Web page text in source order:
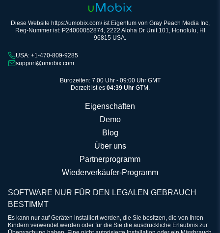
Diese Website https://umobix.com/ ist Eigentum von Gray Peach Media Inc,
Reg-Nummer ist: P24000052874, 2222 Aloha Dr Unit 101, Honolulu, HI
96815 USA.
USA: +1-470-809-9285
support@umobix.com
Bürozeiten: 7:00 Uhr - 09:00 Uhr GMT
Derzeit ist es 04:39 UhrGTM.
Eigenschaften
Demo
Blog
Über uns
Partnerprogramm
Wiederverkäufer-Programm
SOFTWARE NUR FÜR DEN LEGALEN GEBRAUCH
BESTIMMT
Es kann nur auf Geräten installiert werden, die Sie besitzen, die von Ihren
Kindern verwendet werden oder für die Sie die ausdrückliche Erlaubnis zur